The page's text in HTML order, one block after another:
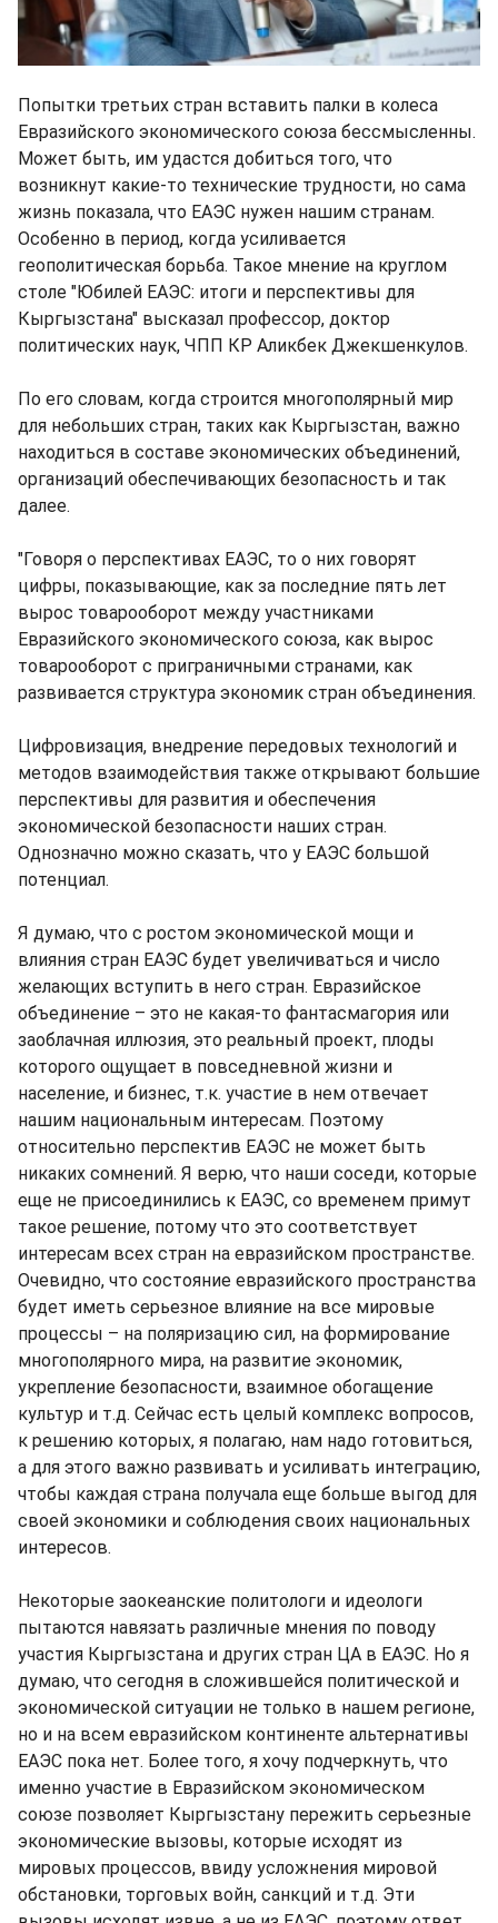
Попытки третьих стран вставить палки в колеса
Евразийского экономического союза бессмысленны.
Может быть, им удастся добиться того, что
возникнут какие-то технические трудности, но сама
жизнь показала, что ЕАЭС нужен нашим странам.
Особенно в период, когда усиливается
геополитическая борьба. Такое мнение на круглом
столе "Юбилей ЕАЭС: итоги и перспективы для
Кыргызстана" высказал профессор, доктор
политических наук, ЧПП КР Аликбек Джекшенкулов.
По его словам, когда строится многополярный мир
для небольших стран, таких как Кыргызстан, важно
находиться в составе экономических объединений,
организаций обеспечивающих безопасность и так
далее.
"Говоря о перспективах ЕАЭС, то о них говорят
цифры, показывающие, как за последние пять лет
вырос товарооборот между участниками
Евразийского экономического союза, как вырос
товарооборот с приграничными странами, как
развивается структура экономик стран объединения.
Цифровизация, внедрение передовых технологий и
методов взаимодействия также открывают большие
перспективы для развития и обеспечения
экономической безопасности наших стран.
Однозначно можно сказать, что у ЕАЭС большой
потенциал.
Я думаю, что с ростом экономической мощи и
влияния стран ЕАЭС будет увеличиваться и число
желающих вступить в него стран. Евразийское
объединение – это не какая-то фантасмагория или
заоблачная иллюзия, это реальный проект, плоды
которого ощущает в повседневной жизни и
население, и бизнес, т.к. участие в нем отвечает
нашим национальным интересам. Поэтому
относительно перспектив ЕАЭС не может быть
никаких сомнений. Я верю, что наши соседи, которые
еще не присоединились к ЕАЭС, со временем примут
такое решение, потому что это соответствует
интересам всех стран на евразийском пространстве.
Очевидно, что состояние евразийского пространства
будет иметь серьезное влияние на все мировые
процессы – на поляризацию сил, на формирование
многополярного мира, на развитие экономик,
укрепление безопасности, взаимное обогащение
культур и т.д. Сейчас есть целый комплекс вопросов,
к решению которых, я полагаю, нам надо готовиться,
а для этого важно развивать и усиливать интеграцию,
чтобы каждая страна получала еще больше выгод для
своей экономики и соблюдения своих национальных
интересов.
Некоторые заокеанские политологи и идеологи
пытаются навязать различные мнения по поводу
участия Кыргызстана и других стран ЦА в ЕАЭС. Но я
думаю, что сегодня в сложившейся политической и
экономической ситуации не только в нашем регионе,
но и на всем евразийском континенте альтернативы
ЕАЭС пока нет. Более того, я хочу подчеркнуть, что
именно участие в Евразийском экономическом
союзе позволяет Кыргызстану пережить серьезные
экономические вызовы, которые исходят из
мировых процессов, ввиду усложнения мировой
обстановки, торговых войн, санкций и т.д. Эти